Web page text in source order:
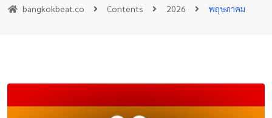
bangkokbeat.co Contents 2026 พฤษภาคม